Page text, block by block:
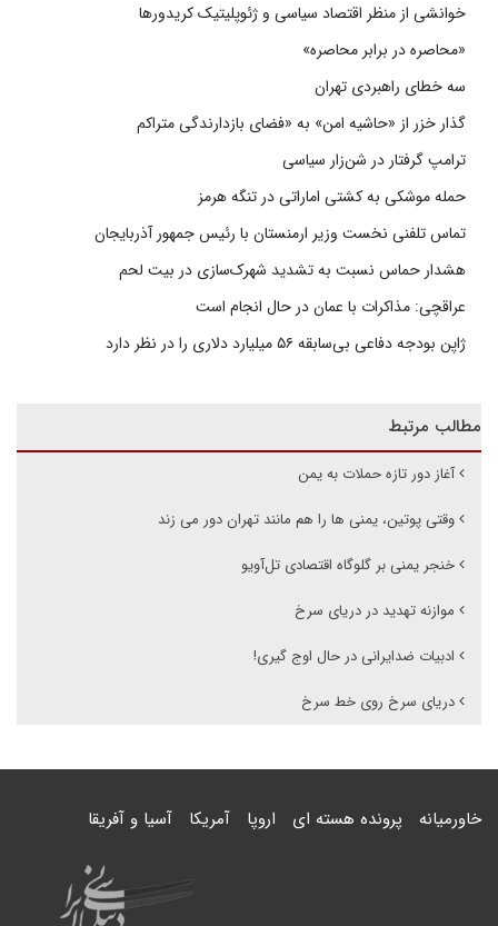
خوانشی از منظر اقتصاد سیاسی و ژئوپلیتیک کریدورها
«محاصره در برابر محاصره»
سه خطای راهبردی تهران
گذار خزر از «حاشیه امن» به «فضای بازدارندگی متراکم
ترامپ گرفتار در شن‌زار سیاسی
حمله موشکی به کشتی اماراتی در تنگه هرمز
تماس تلفنی نخست وزیر ارمنستان با رئیس جمهور آذربایجان
هشدار حماس نسبت به تشدید شهرک‌سازی در بیت‌ لحم
عراقچی: مذاکرات با عمان در حال انجام است
ژاپن بودجه دفاعی بی‌سابقه ۵۶ میلیارد دلاری را در نظر دارد
مطالب مرتبط
آغاز دور تازه حملات به یمن
وقتی پوتین، یمنی ها را هم مانند تهران دور می زند
خنجر یمنی بر گلوگاه اقتصادی تل‌آویو
موازنه تهدید در دریای سرخ
ادبیات ضدایرانی در حال اوج گیری!
دریای سرخ روی خط سرخ
خاورمیانه پرونده هسته ای اروپا آمریکا آسیا و آفریقا